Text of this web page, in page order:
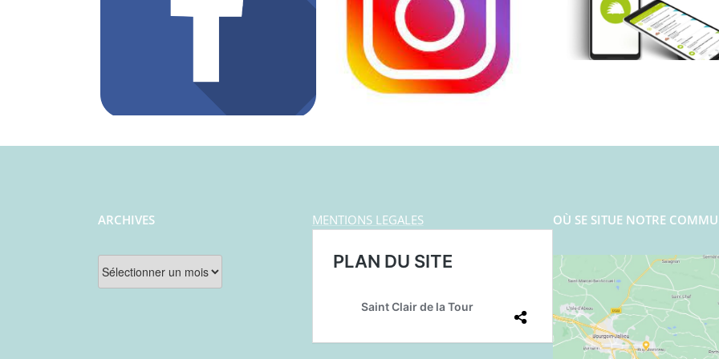
ARCHIVES
Archives
MENTIONS LEGALES OÙ SE SITUE NOTRE